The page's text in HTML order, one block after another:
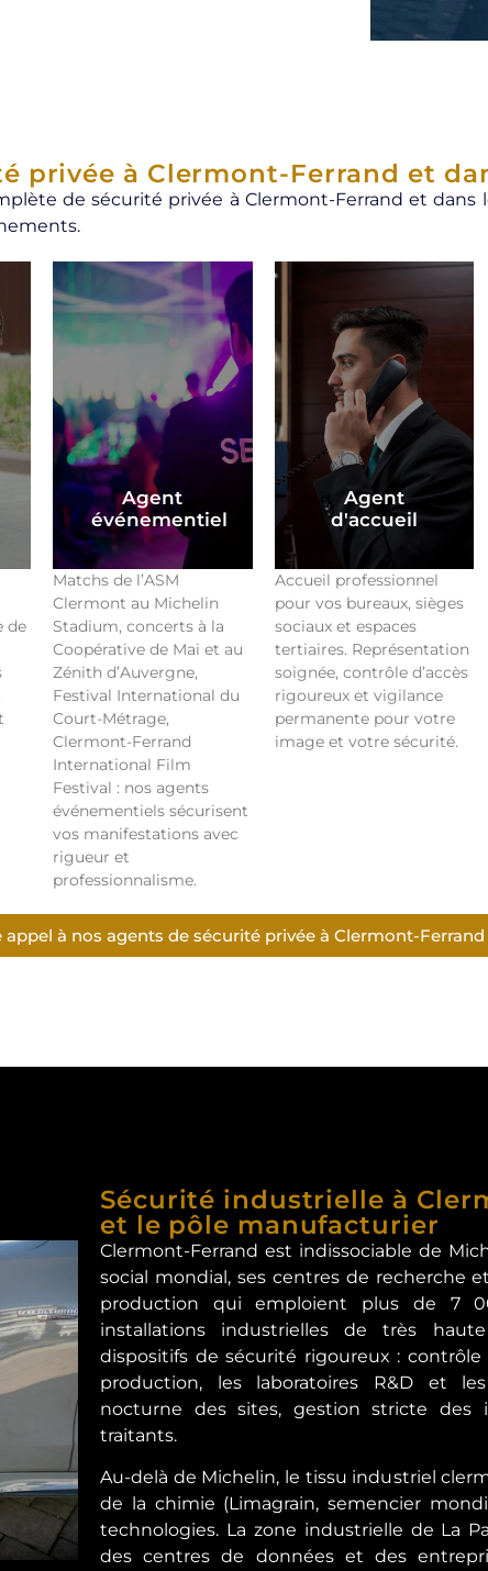
privée à Clermont-Ferrand et
de sécurité privée à Clermont-Ferrand et dans
de
Agent
événementiel
Matchs de l’ASM
Clermont au Michelin
Stadium, concerts à la
Coopérative de Mai et au
Zénith d’Auvergne,
Festival International du
Court-Métrage,
Clermont-Ferrand
International Film
Festival : nos agents
événementiels sécurisent
vos manifestations avec
rigueur et
professionnalisme.
Agent
d'accueil
Accueil professionnel
pour vos bureaux, sièges
sociaux et espaces
tertiaires. Représentation
soignée, contrôle d’accès
rigoureux et vigilance
permanente pour votre
image et votre sécurité.
appel à nos agents de sécurité privée à Clermont-Ferrand
Sécurité industrielle à
et le pôle manufacturier
Clermont-Ferrand est indissociable de
social mondial, ses centres de recherche
production qui emploient plus de 7
installations industrielles de très
dispositifs de sécurité rigoureux : contrôle
production, les laboratoires R&D et
nocturne des sites, gestion stricte des
traitants.
Au-delà de Michelin, le tissu industriel
de la chimie (Limagrain, semencier
technologies. La zone industrielle de La
des centres de données et des